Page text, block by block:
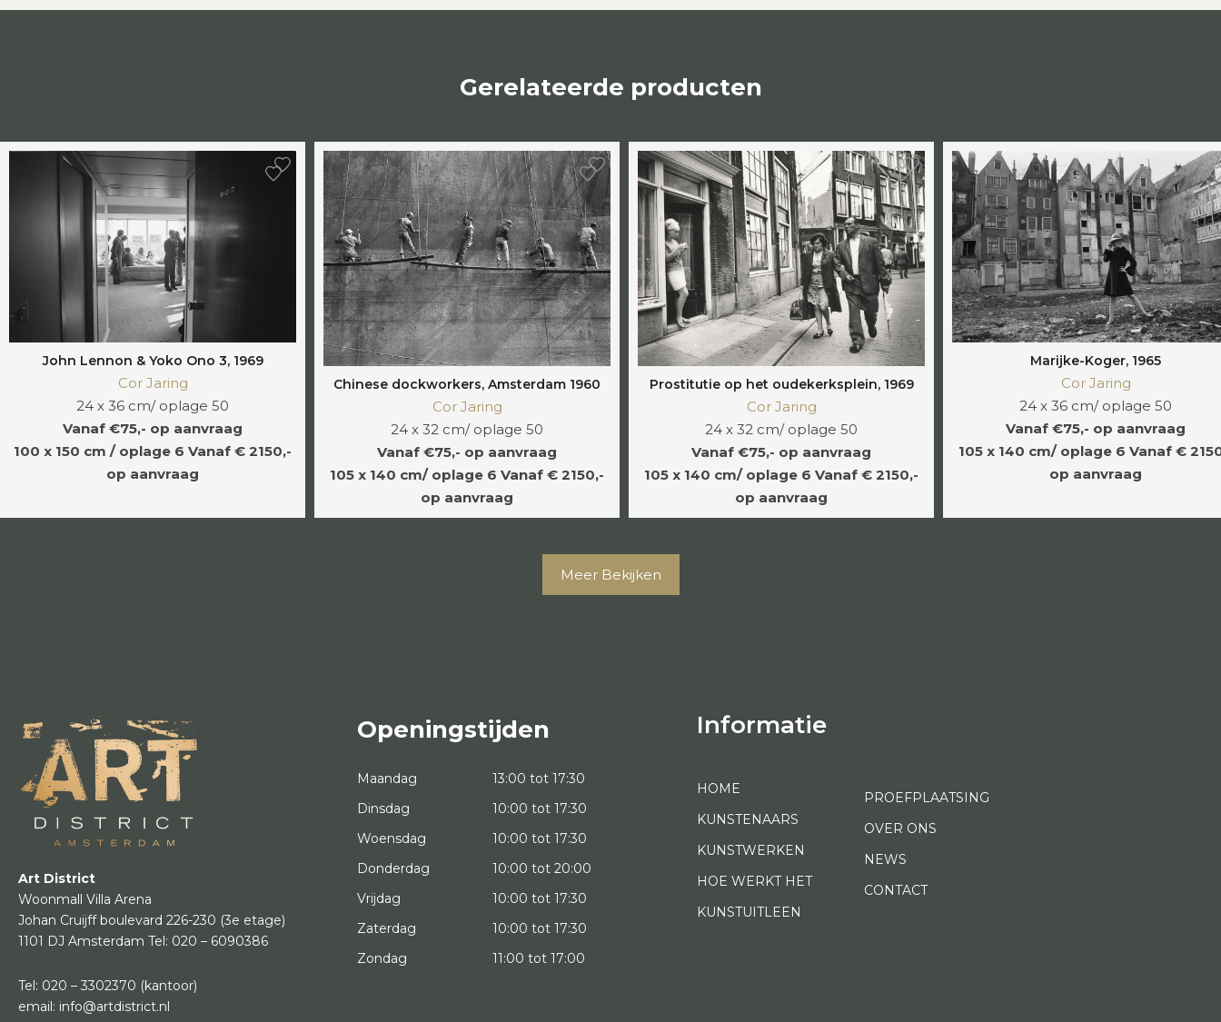
Gerelateerde producten
John Lennon & Yoko Ono 3, 1969
Cor Jaring
24 x 36 cm/ oplage 50
Vanaf €75,- op aanvraag
100 x 150 cm / oplage 6 Vanaf € 2150,-
op aanvraag
Chinese dockworkers, Amsterdam 1960
Cor Jaring
24 x 32 cm/ oplage 50
Vanaf €75,- op aanvraag
105 x 140 cm/ oplage 6 Vanaf € 2150,-
op aanvraag
Prostitutie op het oudekerksplein, 1969
Cor Jaring
24 x 32 cm/ oplage 50
Vanaf €75,- op aanvraag
105 x 140 cm/ oplage 6 Vanaf € 2150,-
op aanvraag
Marijke-Koger, 1965
Cor Jaring
24 x 36 cm/ oplage 50
Vanaf €75,- op aanvraag
105 x 140 cm/ oplage 6 Vanaf €
op aanvraag
Meer Bekijken
Art District
Woonmall Villa Arena
Johan Cruijff boulevard 226-230 (3e etage)
1101 DJ Amsterdam Tel: 020 – 6090386
Tel: 020 – 3302370 (kantoor)
email: info@artdistrict.nl
Openingstijden
Maandag
13:00 tot 17:30
Dinsdag
10:00 tot 17:30
Woensdag
10:00 tot 17:30
Donderdag
10:00 tot 20:00
Vrijdag
10:00 tot 17:30
Zaterdag
10:00 tot 17:30
Zondag
11:00 tot 17:00
Informatie
HOME
KUNSTENAARS
KUNSTWERKEN
HOE WERKT HET
KUNSTUITLEEN
PROEFPLAATSING
OVER ONS
NEWS
CONTACT